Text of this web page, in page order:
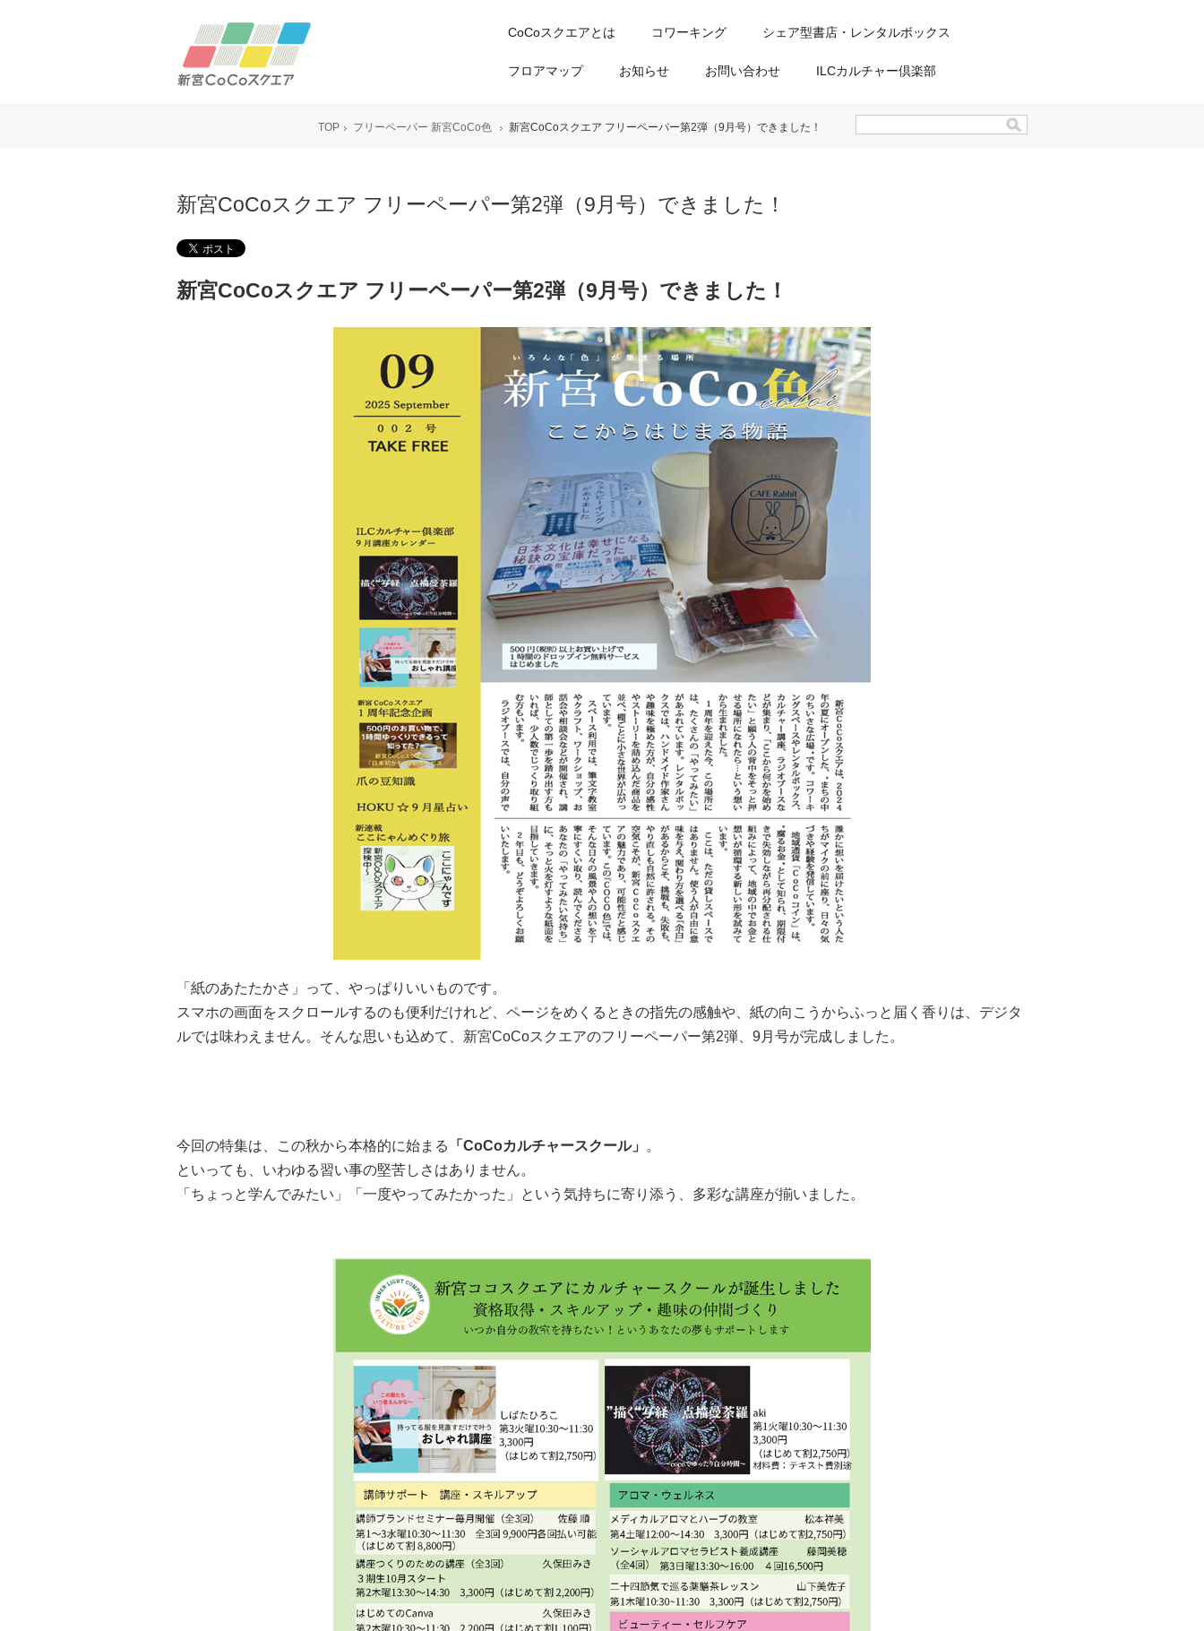
CoCoスクエアとは コワーキング シェア型書店・レンタルボックス
フロアマップ お知らせ お問い合わせ ILCカルチャー倶楽部
TOP フリーペーパー 新宮CoCo色 新宮CoCoスクエア フリーペーパー第2弾（9月号）できました！
新宮CoCoスクエア フリーペーパー第2弾（9月号）できました！
新宮CoCoスクエア フリーペーパー第2弾（9月号）できました！
「紙のあたたかさ」って、やっぱりいいものです。
スマホの画面をスクロールするのも便利だけれど、ページをめくるときの指先の感触や、紙の向こうからふっと届く香りは、デジタ
ルでは味わえません。そんな思いも込めて、新宮CoCoスクエアのフリーペーパー第2弾、9月号が完成しました。
今回の特集は、この秋から本格的に始まる 「CoCoカルチャースクール」
。
といっても、いわゆる習い事の堅苦しさはありません。
「ちょっと学んでみたい」「一度やってみたかった」という気持ちに寄り添う、多彩な講座が揃いました。